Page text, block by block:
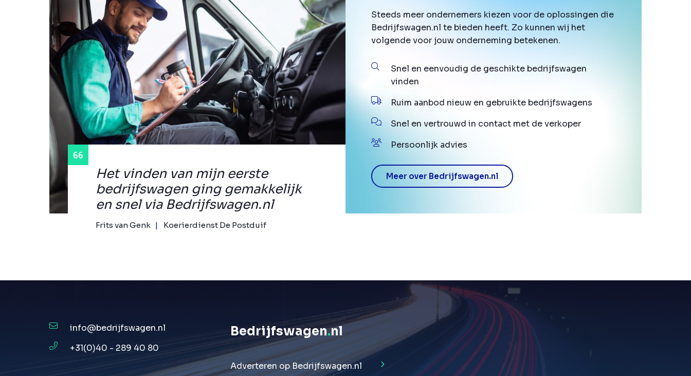
Het vinden van mijn eerste
bedrijfswagen ging gemakkelijk
en snel via Bedrijfswagen.nl
Frits van Genk Koerierdienst De Postduif
Steeds meer ondernemers kiezen voor de oplossingen die
Bedrijfswagen.nl te bieden heeft. Zo kunnen wij het
volgende voor jouw onderneming betekenen.
Snel en eenvoudig de geschikte bedrijfswagen
vinden
Ruim aanbod nieuw en gebruikte bedrijfswagens
Snel en vertrouwd in contact met de verkoper
Persoonlijk advies
Meer over Bedrijfswagen.nl
info@bedrijfswagen.nl
+31(0)40 - 289 40 80
Bedrijfswagen.nl
Adverteren op Bedrijfswagen.nl